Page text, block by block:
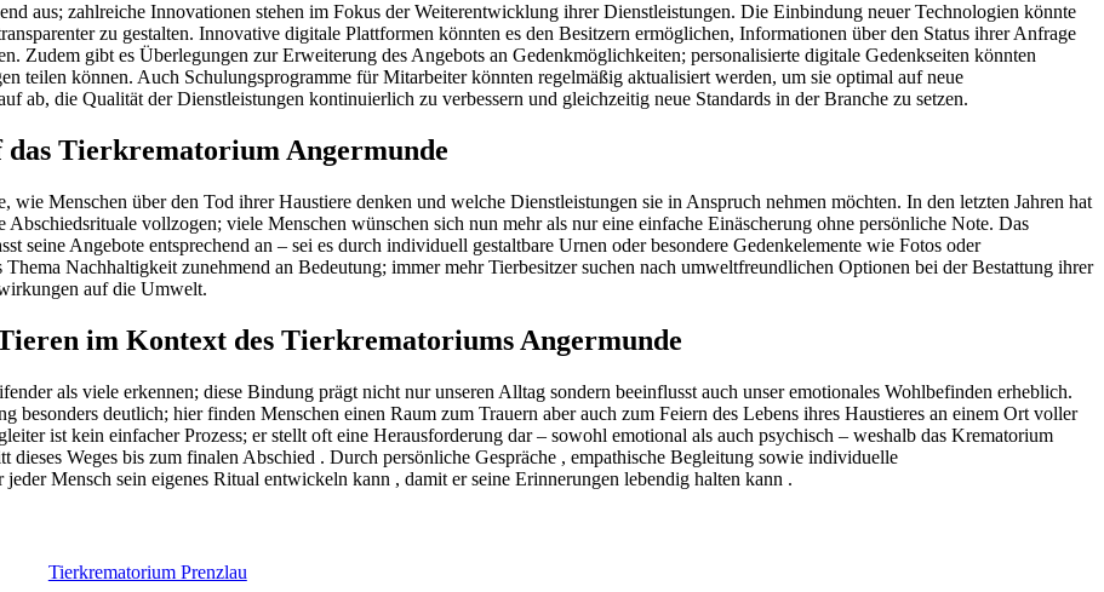
aus; zahlreiche Innovationen stehen im Fokus der Weiterentwicklung ihrer Dienstleistungen. Die Einbindung neuer Technologien könnte
zu gestalten. Innovative digitale Plattformen könnten es den Besitzern ermöglichen, Informationen über den Status ihrer Anfrage
Zudem gibt es Überlegungen zur Erweiterung des Angebots an Gedenkmöglichkeiten; personalisierte digitale Gedenkseiten könnten
teilen können. Auch Schulungsprogramme für Mitarbeiter könnten regelmäßig aktualisiert werden, um sie optimal auf neue
ab, die Qualität der Dienstleistungen kontinuierlich zu verbessern und gleichzeitig neue Standards in der Branche zu setzen.
Tierkrematorium Angermunde
Menschen über den Tod ihrer Haustiere denken und welche Dienstleistungen sie in Anspruch nehmen möchten. In den letzten Jahren hat
vollzogen; viele Menschen wünschen sich nun mehr als nur eine einfache Einäscherung ohne persönliche Note. Das
seine Angebote entsprechend an – sei es durch individuell gestaltbare Urnen oder besondere Gedenkelemente wie Fotos oder
Nachhaltigkeit zunehmend an Bedeutung; immer mehr Tierbesitzer suchen nach umweltfreundlichen Optionen bei der Bestattung ihrer
auf die Umwelt.
im Kontext des Tierkrematoriums Angermunde
als viele erkennen; diese Bindung prägt nicht nur unseren Alltag sondern beeinflusst auch unser emotionales Wohlbefinden erheblich.
deutlich; hier finden Menschen einen Raum zum Trauern aber auch zum Feiern des Lebens ihres Haustieres an einem Ort voller
ist kein einfacher Prozess; er stellt oft eine Herausforderung dar – sowohl emotional als auch psychisch – weshalb das Krematorium
dieses Weges bis zum finalen Abschied . Durch persönliche Gespräche , empathische Begleitung sowie individuelle
Mensch sein eigenes Ritual entwickeln kann , damit er seine Erinnerungen lebendig halten kann .
Tierkrematorium Prenzlau